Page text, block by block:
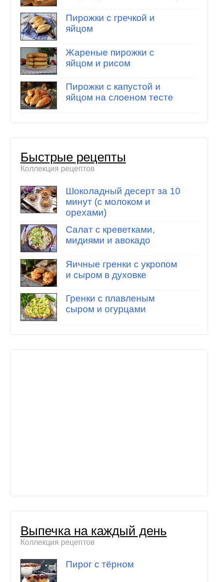
Пирожки с гречкой и
яйцом
Жареные пирожки с
яйцом и рисом
Пирожки с капустой и
яйцом на слоеном тесте
Быстрые рецепты
Коллекция рецептов
Шоколадный десерт за 10
минут (с молоком и
орехами)
Салат с креветками,
мидиями и авокадо
Яичные гренки с укропом
и сыром в духовке
Гренки с плавленым
сыром и огурцами
Выпечка на каждый день
Коллекция рецептов
Пирог с тёрном